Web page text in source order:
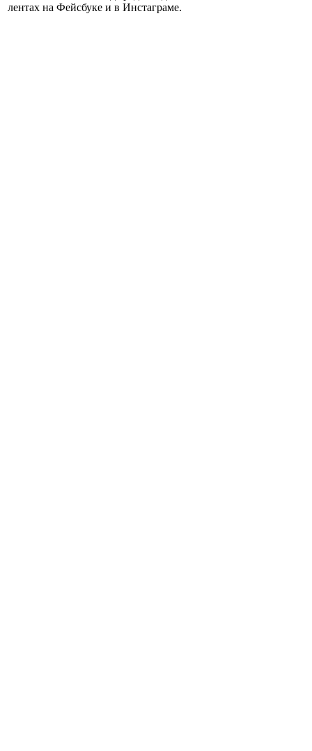
лентах на Фейсбуке и в Инстаграме.